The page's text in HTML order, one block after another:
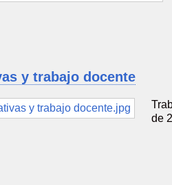
y trabajo docente
de